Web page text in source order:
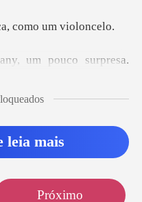
c
rpresa.
leia mais
Próximo